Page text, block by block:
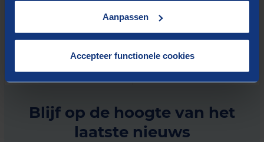
Aanpassen
Accepteer functionele cookies
Blijf op de hoogte van het
laatste nieuws